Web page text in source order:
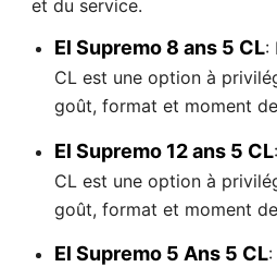
et du service.
El Supremo 8 ans 5 CL:
CL est une option à
goût, format et moment
El Supremo 12 ans 5 CL
CL est une option à
goût, format et moment
El Supremo 5 Ans 5 CL: